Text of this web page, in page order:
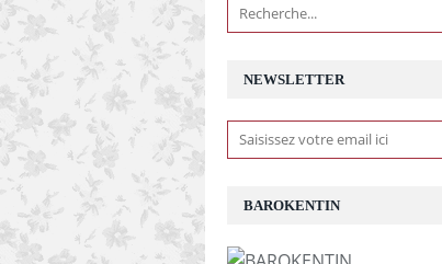
NEWSLETTER
BAROKENTIN